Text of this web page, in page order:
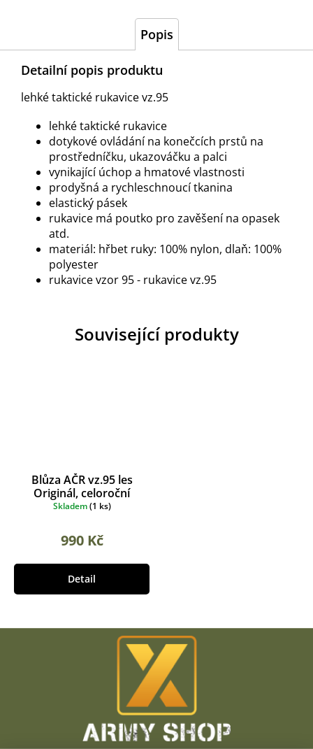
Související produkty
Blůza AČR vz.95 les
Originál, celoroční
Skladem(1 ks)
990 Kč
Detail
Popis
Detailní popis produktu
lehké taktické rukavice vz.95
lehké taktické rukavice
dotykové ovládání na konečcích prstů na
prostředníčku, ukazováčku a palci
vynikající úchop a hmatové vlastnosti
prodyšná a rychleschnoucí tkanina
elastický pásek
rukavice má poutko pro zavěšení na opasek
atd.
materiál: hřbet ruky: 100% nylon, dlaň: 100%
polyester
rukavice vzor 95 - rukavice vz.95
Z